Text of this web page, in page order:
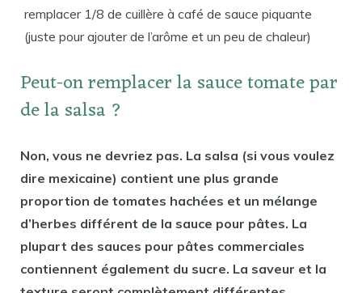
remplacer 1/8 de cuillère à café de sauce piquante
(juste pour ajouter de l’arôme et un peu de chaleur)
Peut-on remplacer la sauce tomate par
de la salsa ?
Non, vous ne devriez pas. La salsa (si vous voulez
dire mexicaine) contient une plus grande
proportion de tomates hachées et un mélange
d’herbes différent de la sauce pour pâtes. La
plupart des sauces pour pâtes commerciales
contiennent également du sucre. La saveur et la